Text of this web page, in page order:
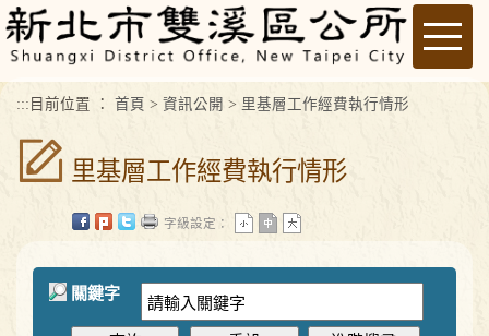
進入內容區塊
Toggle
::: 目前位置 ： 首頁 > 資訊公開 > 里基層工作經費執行情形
里基層工作經費執行情形
字級設定：
關鍵字